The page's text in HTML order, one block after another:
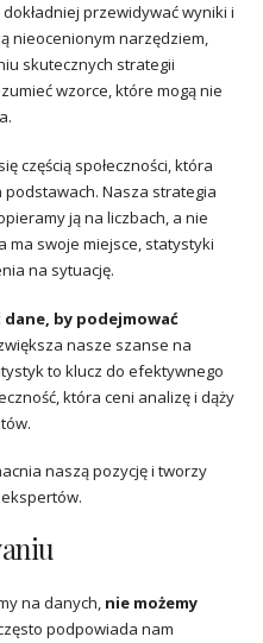
przewidywać wyniki i
nieocenionym narzędziem,
skutecznych strategii
wzorce, które mogą nie
częścią społeczności, która
Nasza strategia
ją na liczbach, a nie
ma swoje miejsce, statystyki
na sytuację.
by podejmować
nasze szanse na
to klucz do efektywnego
która ceni analizę i dąży
naszą pozycję i tworzy
na danych, nie możemy
podpowiada nam